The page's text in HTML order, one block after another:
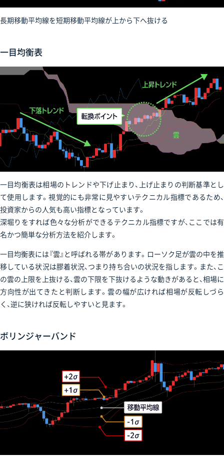
長期移動平均線を短期移動平均線が上から下へ抜ける
一目均衡表
一目均衡表は相場のトレンドや下げ止まり、上げ止まりの判断基準とし
て使用します。視覚的にも非常に見やすいテクニカル指標であるため、
投資家からの人気も高い指標となっています。
深堀りをすれば色々な分析ができるテクニカル指標ですが、ここでは有
名かつ簡単な分析方法を紹介します。
一目均衡表には『雲』と呼ばれる帯があります。ローソク足が雲の中を推
移している状況は膠着状況、つまり持ち合いの状況を指します。また、こ
の雲の上限を上抜ける、雲の下限を下抜けるような動きがあると、相場に
方向性が出てきたと判断します。雲の幅が広ければ相場が反転しづら
く、逆に狭ければ反転しやすいと見ます。
ボリンジャーバンド